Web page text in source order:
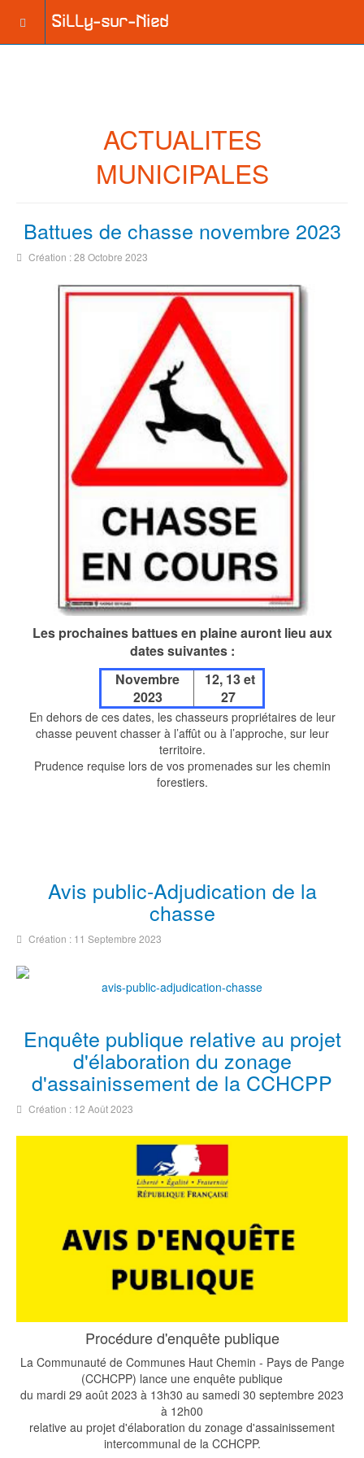
ACTUALITES
MUNICIPALES
Battues de chasse novembre 2023
Création : 28 Octobre 2023
Les prochaines battues en plaine auront lieu aux
dates suivantes :
Novembre
2023
12, 13 et
27
En dehors de ces dates, les chasseurs propriétaires de leur
chasse peuvent chasser à l’affût ou à l’approche, sur leur
territoire.
Prudence requise lors de vos promenades sur les chemin
forestiers.
Avis public-Adjudication de la
chasse
Création : 11 Septembre 2023
avis-public-adjudication-chasse
Enquête publique relative au projet
d'élaboration du zonage
d'assainissement de la CCHCPP
Création : 12 Août 2023
Procédure d'enquête publique
La Communauté de Communes Haut Chemin - Pays de Pange
(CCHCPP) lance une enquête publique
du mardi 29 août 2023 à 13h30 au samedi 30 septembre 2023
à 12h00
relative au projet d'élaboration du zonage d'assainissement
intercommunal de la CCHCPP.